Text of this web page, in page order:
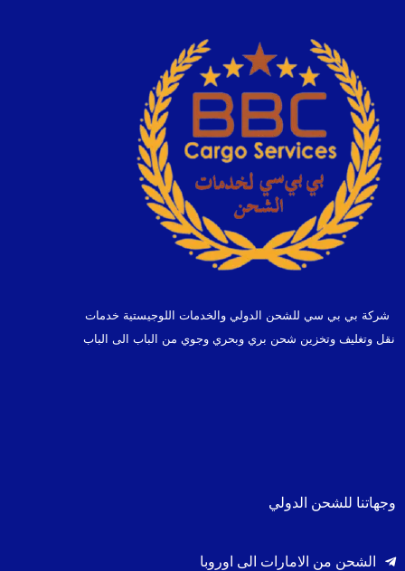
شركة بي بي سي للشحن الدولي والخدمات اللوجيستية خدمات
نقل وتغليف وتخزين شحن بري وبحري وجوي من الباب الى الباب
وجهاتنا للشحن الدولي
الشحن من الامارات الى اوروبا